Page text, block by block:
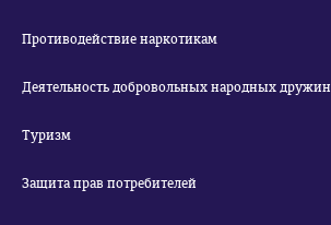
Противодействие наркотикам
Деятельность добровольных народных дружин
Туризм
Защита прав потребителей